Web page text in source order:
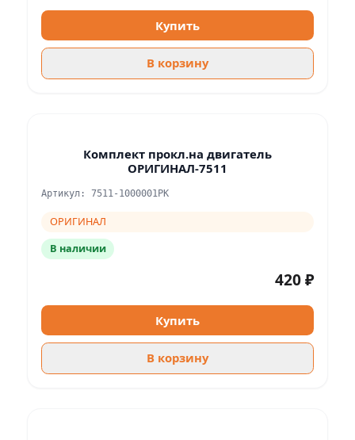
Купить
В корзину
Комплект прокл.на двигатель
ОРИГИНАЛ-7511
Артикул: 7511-1000001РК
ОРИГИНАЛ
В наличии
420 ₽
Купить
В корзину